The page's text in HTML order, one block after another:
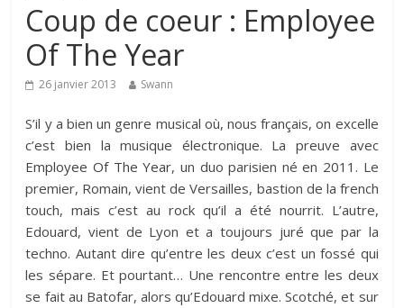
Coup de coeur : Employee
Of The Year
26 janvier 2013 Swann
S’il y a bien un genre musical où, nous français, on excelle
c’est bien la musique électronique. La preuve avec
Employee Of The Year, un duo parisien né en 2011. Le
premier, Romain, vient de Versailles, bastion de la french
touch, mais c’est au rock qu’il a été nourrit. L’autre,
Edouard, vient de Lyon et a toujours juré que par la
techno. Autant dire qu’entre les deux c’est un fossé qui
les sépare. Et pourtant… Une rencontre entre les deux
se fait au Batofar, alors qu’Edouard mixe. Scotché, et sur